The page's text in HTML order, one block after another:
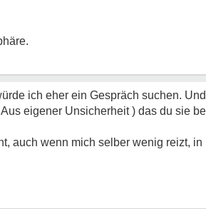
ich eher ein Gespräch suchen.
eigener Unsicherheit ) das du sie
auch wenn mich selber wenig reizt,